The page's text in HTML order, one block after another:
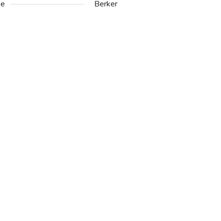
Berker